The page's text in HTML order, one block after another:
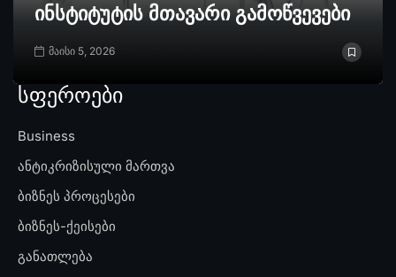
ინსტიტუტის მთავარი გამოწვევები
მაისი 5, 2026
სფეროები
Business
ანტიკრიზისული მართვა
ბიზნეს პროცესები
ბიზნეს-ქეისები
განათლება